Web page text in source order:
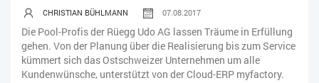
CHRISTIAN BÜHLMANN 07.08.2017
Die Pool-Profis der Rüegg Udo AG lassen Träume in Erfüllung
gehen. Von der Planung über die Realisierung bis zum Service
kümmert sich das Ostschweizer Unternehmen um alle
Kundenwünsche, unterstützt von der Cloud-ERP myfactory.